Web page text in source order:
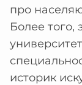
про
Более того,
историк